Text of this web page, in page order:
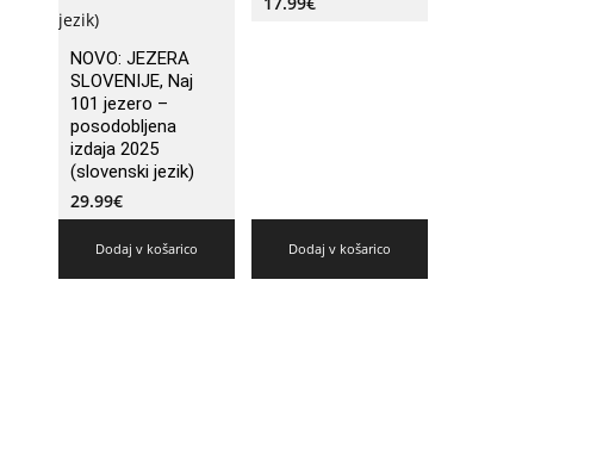
NOVO: JEZERA
SLOVENIJE, Naj
101 jezero –
posodobljena
izdaja 2025
(slovenski jezik)
29.99€
Dodaj v košarico Dodaj v košarico